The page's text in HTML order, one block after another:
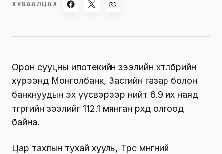
ХУВААЛЦАХ
Орон сууцны ипотекийн зээлийн хөтөлбөрийн
хүрээнд Монголбанк, Засгийн газар болон
банкнуудын эх үүсвэрээр нийт 6.9 их наяд
төгрөгийн зээлийг 112.1 мянган өрхөд олгоод
байна.
Цар тахлын тухай хууль, Төрөөс мөнгөний